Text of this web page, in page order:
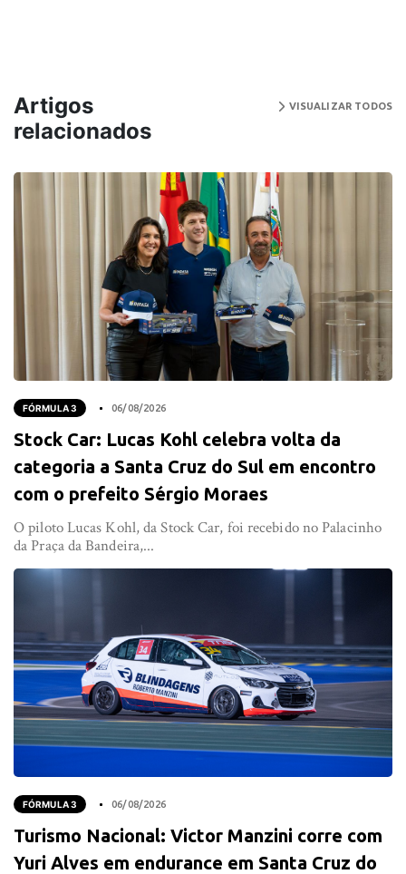
Artigos
relacionados
VISUALIZAR TODOS
FÓRMULA 3 06/08/2026
Stock Car: Lucas Kohl celebra volta da
categoria a Santa Cruz do Sul em encontro
com o prefeito Sérgio Moraes
O piloto Lucas Kohl, da Stock Car, foi recebido no Palacinho
da Praça da Bandeira,...
FÓRMULA 3 06/08/2026
Turismo Nacional: Victor Manzini corre com
Yuri Alves em endurance em Santa Cruz do